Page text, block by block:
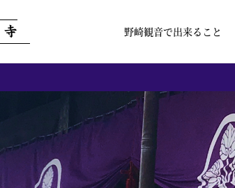
野崎観音で出来ること